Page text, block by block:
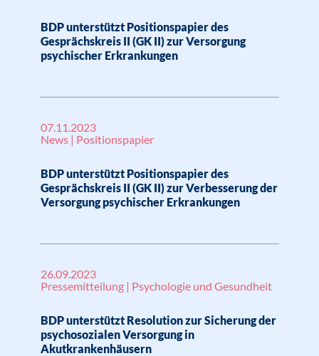
BDP unterstützt Positionspapier des
Gesprächskreis II (GK II) zur Versorgung
psychischer Erkrankungen
07.11.2023
News | Positionspapier
BDP unterstützt Positionspapier des
Gesprächskreis II (GK II) zur Verbesserung der
Versorgung psychischer Erkrankungen
26.09.2023
Pressemitteilung | Psychologie und Gesundheit
BDP unterstützt Resolution zur Sicherung der
psychosozialen Versorgung in
Akutkrankenhäusern